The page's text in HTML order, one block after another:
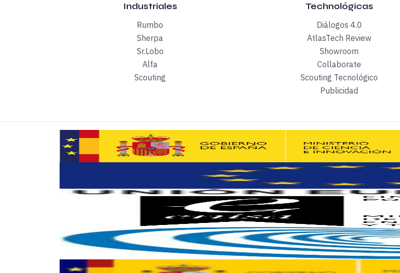
Las últimas sesiones han sido protagonizadas por Javier Oliete, director gerente de Neo
Otros intervinientes previstos entre febrero y marzo de 2022 son Juan Esteban Sánchez,
A partir de abril, asistiremos a las charlas de Óscar Lage, director de ciberseguridad y
Industriales
Rumbo
Sherpa
Sr.Lobo
Alfa
Scouting
Technológicas
Diálogos 4.0
AtlasTech Review
Showroom
Collaborate
Scouting Tecnológico
Publicidad